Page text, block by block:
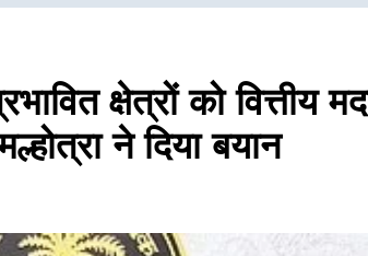
क्षेत्रों को वित्तीय
ने दिया बयान